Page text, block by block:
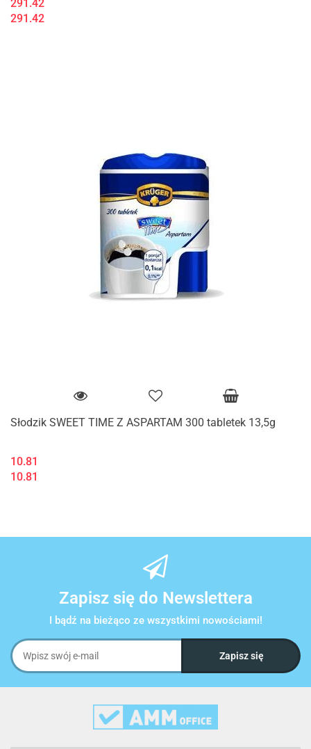
291.42
291.42
Słodzik SWEET TIME Z ASPARTAM 300 tabletek 13,5g
10.81
10.81
Zapisz się do Newslettera
I bądź na bieżąco ze wszystkimi nowościami!